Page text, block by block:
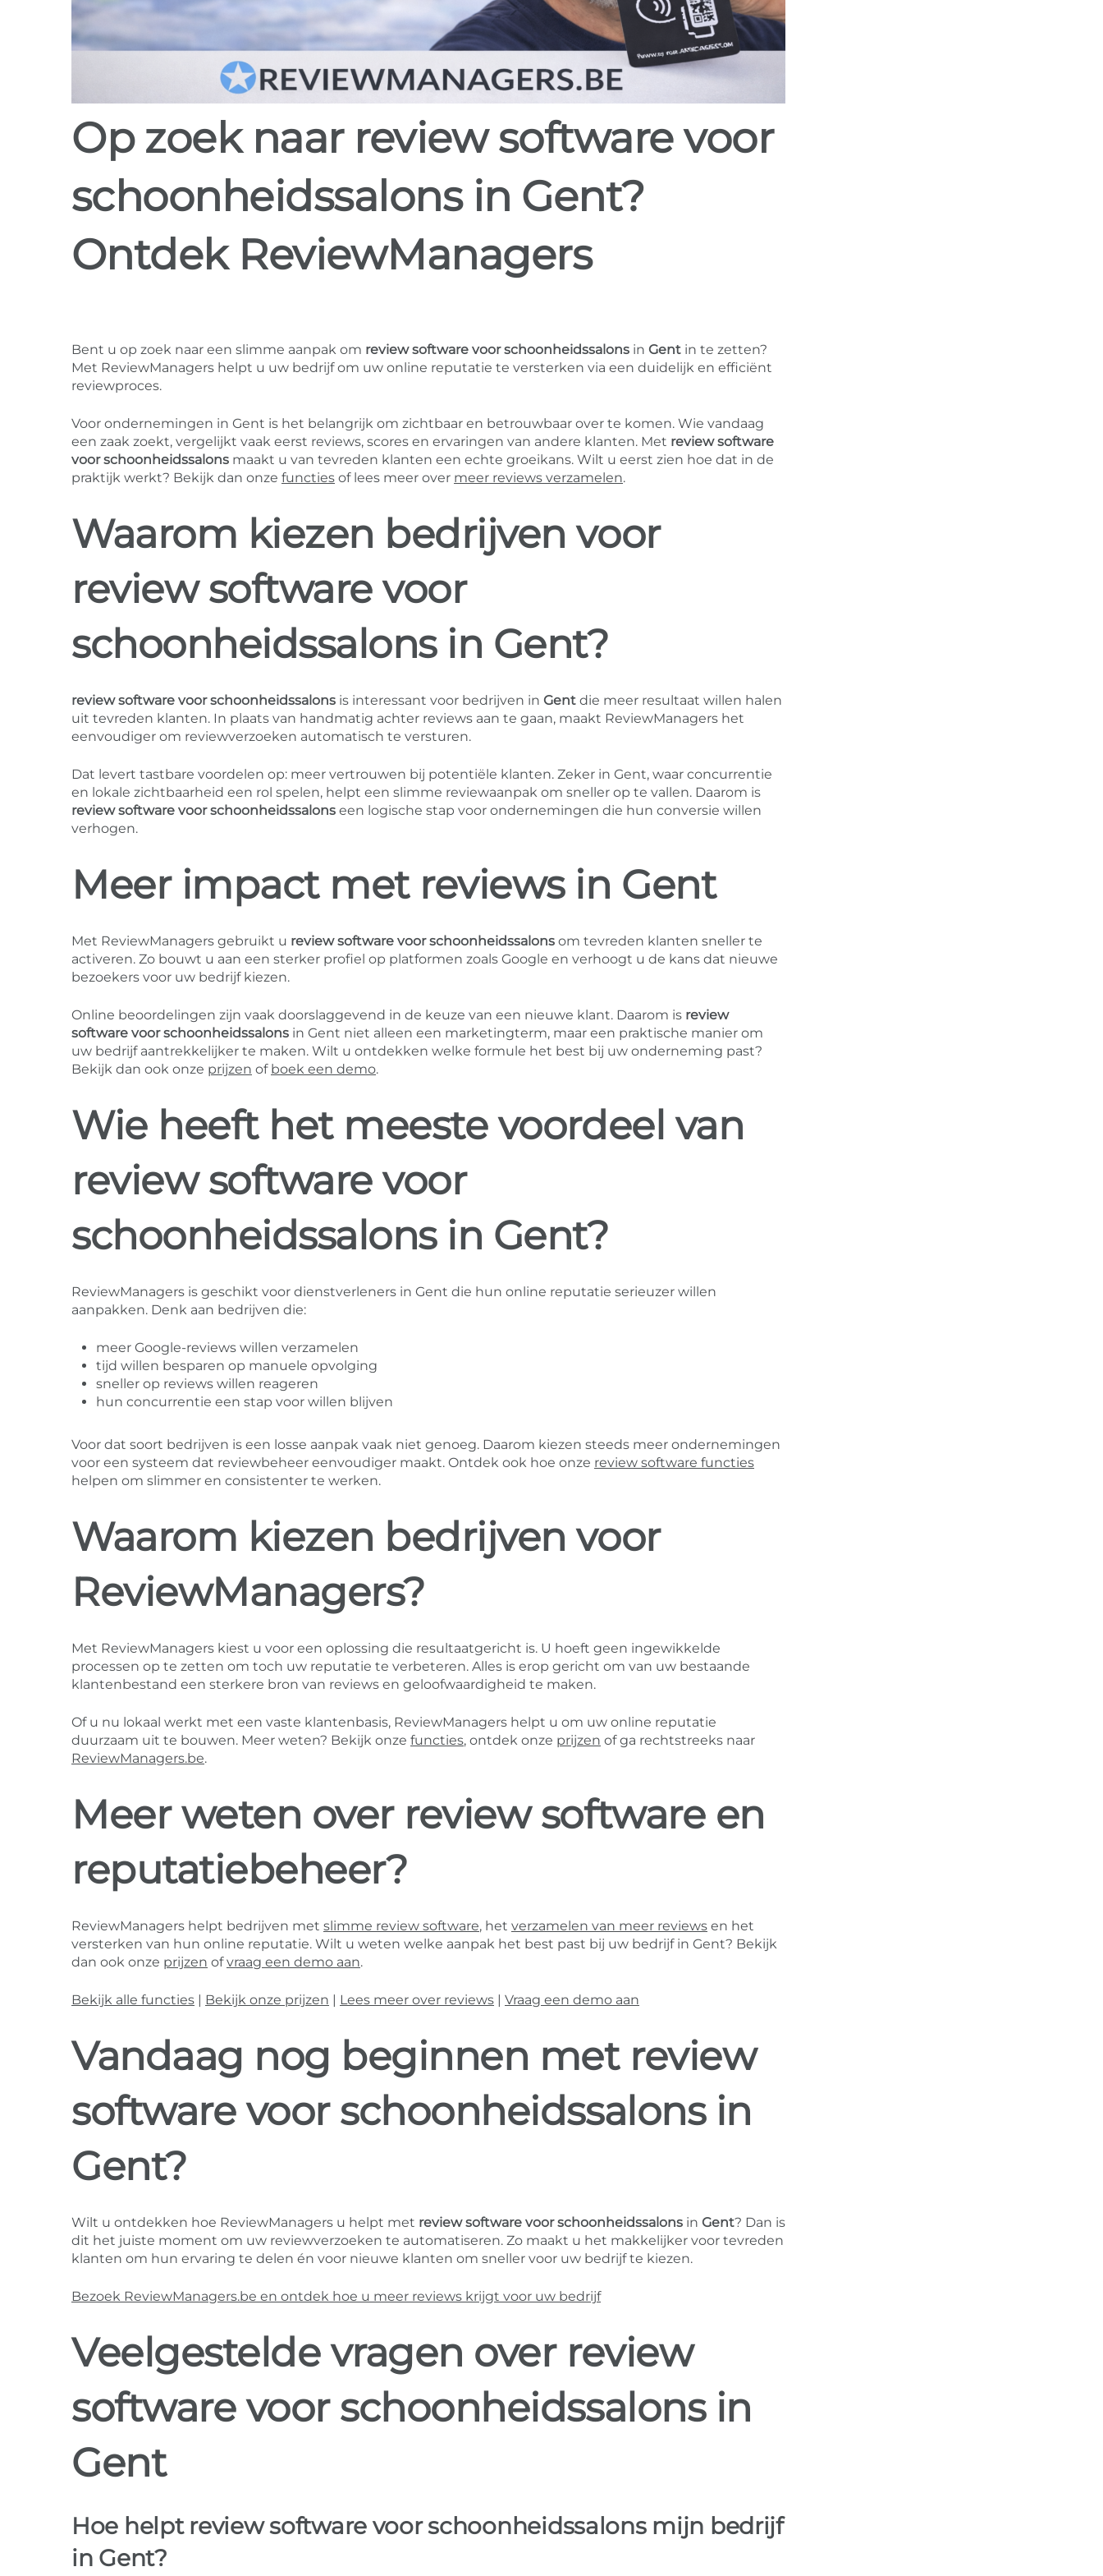
Op zoek naar review software voor
schoonheidssalons in Gent?
Ontdek ReviewManagers
Bent u op zoek naar een slimme aanpak om review software voor schoonheidssalons in Gent in te zetten?
Met ReviewManagers helpt u uw bedrijf om uw online reputatie te versterken via een duidelijk en efficiënt
reviewproces.
Voor ondernemingen in Gent is het belangrijk om zichtbaar en betrouwbaar over te komen. Wie vandaag
een zaak zoekt, vergelijkt vaak eerst reviews, scores en ervaringen van andere klanten. Met review software
voor schoonheidssalons maakt u van tevreden klanten een echte groeikans. Wilt u eerst zien hoe dat in de
praktijk werkt? Bekijk dan onze functies of lees meer over meer reviews verzamelen.
Waarom kiezen bedrijven voor
review software voor
schoonheidssalons in Gent?
review software voor schoonheidssalons is interessant voor bedrijven in Gent die meer resultaat willen halen
uit tevreden klanten. In plaats van handmatig achter reviews aan te gaan, maakt ReviewManagers het
eenvoudiger om reviewverzoeken automatisch te versturen.
Dat levert tastbare voordelen op: meer vertrouwen bij potentiële klanten. Zeker in Gent, waar concurrentie
en lokale zichtbaarheid een rol spelen, helpt een slimme reviewaanpak om sneller op te vallen. Daarom is
review software voor schoonheidssalons een logische stap voor ondernemingen die hun conversie willen
verhogen.
Meer impact met reviews in Gent
Met ReviewManagers gebruikt u review software voor schoonheidssalons om tevreden klanten sneller te
activeren. Zo bouwt u aan een sterker profiel op platformen zoals Google en verhoogt u de kans dat nieuwe
bezoekers voor uw bedrijf kiezen.
Online beoordelingen zijn vaak doorslaggevend in de keuze van een nieuwe klant. Daarom is review
software voor schoonheidssalons in Gent niet alleen een marketingterm, maar een praktische manier om
uw bedrijf aantrekkelijker te maken. Wilt u ontdekken welke formule het best bij uw onderneming past?
Bekijk dan ook onze prijzen of boek een demo.
Wie heeft het meeste voordeel van
review software voor
schoonheidssalons in Gent?
ReviewManagers is geschikt voor dienstverleners in Gent die hun online reputatie serieuzer willen
aanpakken. Denk aan bedrijven die:
meer Google-reviews willen verzamelen
tijd willen besparen op manuele opvolging
sneller op reviews willen reageren
hun concurrentie een stap voor willen blijven
Voor dat soort bedrijven is een losse aanpak vaak niet genoeg. Daarom kiezen steeds meer ondernemingen
voor een systeem dat reviewbeheer eenvoudiger maakt. Ontdek ook hoe onze review software functies
helpen om slimmer en consistenter te werken.
Waarom kiezen bedrijven voor
ReviewManagers?
Met ReviewManagers kiest u voor een oplossing die resultaatgericht is. U hoeft geen ingewikkelde
processen op te zetten om toch uw reputatie te verbeteren. Alles is erop gericht om van uw bestaande
klantenbestand een sterkere bron van reviews en geloofwaardigheid te maken.
Of u nu lokaal werkt met een vaste klantenbasis, ReviewManagers helpt u om uw online reputatie
duurzaam uit te bouwen. Meer weten? Bekijk onze functies, ontdek onze prijzen of ga rechtstreeks naar
ReviewManagers.be.
Meer weten over review software en
reputatiebeheer?
ReviewManagers helpt bedrijven met slimme review software, het verzamelen van meer reviews en het
versterken van hun online reputatie. Wilt u weten welke aanpak het best past bij uw bedrijf in Gent? Bekijk
dan ook onze prijzen ofvraag een demo aan.
Bekijk alle functies Bekijk onze prijzen Lees meer over reviews Vraag een demo aan
Vandaag nog beginnen met review
software voor schoonheidssalons in
Gent?
Wilt u ontdekken hoe ReviewManagers u helpt met review software voor schoonheidssalons in Gent? Dan is
dit het juiste moment om uw reviewverzoeken te automatiseren. Zo maakt u het makkelijker voor tevreden
klanten om hun ervaring te delen én voor nieuwe klanten om sneller voor uw bedrijf te kiezen.
Bezoek ReviewManagers.be en ontdek hoe u meer reviews krijgt voor uw bedrijf
Veelgestelde vragen over review
software voor schoonheidssalons in
Gent
Hoe helpt review software voor schoonheidssalons mijn bedrijf
in Gent?